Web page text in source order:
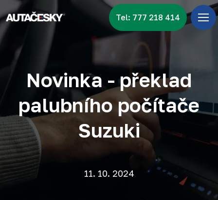
Menu
Tel: 777 218 414
Novinka - překlad
palubního počítače
Suzuki
11. 10. 2024